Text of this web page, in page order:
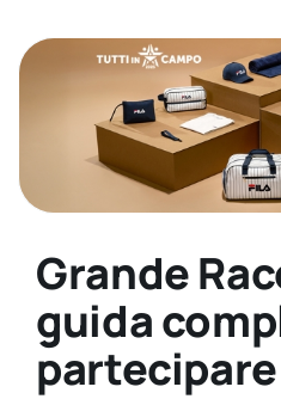
Grande
guida